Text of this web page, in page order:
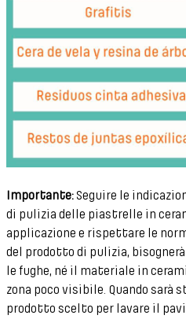
Importante:Seguire le
di pulizia delle piastrelle in
applicazione e rispettare le
del prodotto di pulizia,
le fughe, né il materiale in
zona poco visibile. Quando sarà
prodotto scelto per lavare il